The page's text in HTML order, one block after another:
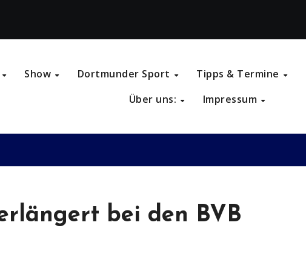
Show Dortmunder Sport Tipps & Termine
Über uns:
Impressum
bei den BVB